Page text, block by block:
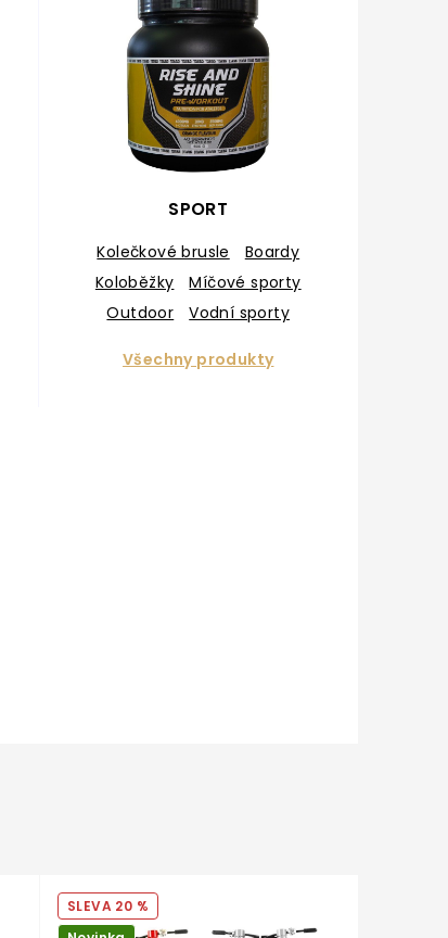
SPORT
Kolečkové brusle
Boardy
Koloběžky
Míčové sporty
Outdoor
Vodní sporty
Všechny produkty
20 %